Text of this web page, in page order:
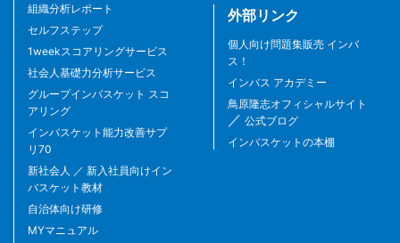
組織分析レポート
セルフステップ
1weekスコアリングサービス
社会人基礎力分析サービス
グループインバスケット スコ
アリング
インバスケット能力改善サプ
リ70
新社会人 ／ 新入社員向けイン
バスケット教材
自治体向け研修
MYマニュアル
外部リンク
個人向け問題集販売 インバ
ス！
インバス アカデミー
鳥原隆志オフィシャルサイト
／ 公式ブログ
インバスケットの本棚